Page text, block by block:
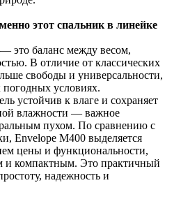
этот спальник в линейке
это баланс между весом,
В отличие от классических
свободы и универсальности,
условиях.
устойчив к влаге и сохраняет
влажности — важное
пухом. По сравнению с
Envelope M400 выделяется
цены и функциональности,
и компактным. Это практичный
надежность и